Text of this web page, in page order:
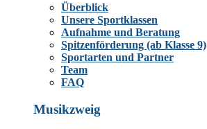
Überblick
Unsere Sportklassen
Aufnahme und Beratung
Spitzenförderung (ab Klasse 9)
Sportarten und Partner
Team
FAQ
Musikzweig